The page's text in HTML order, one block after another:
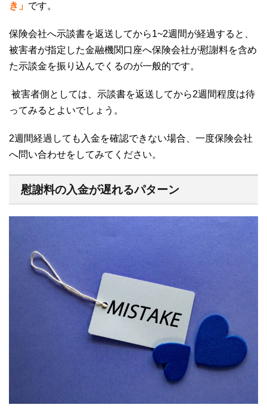
き」 です。
保険会社へ示談書を返送してから1~2週間が経過すると、
被害者が指定した金融機関口座へ保険会社が慰謝料を含め
た示談金を振り込んでくるのが一般的です。
被害者側としては、示談書を返送してから2週間程度は待
ってみるとよいでしょう。
2週間経過しても入金を確認できない場合、一度保険会社
へ問い合わせをしてみてください。
慰謝料の入金が遅れるパターン